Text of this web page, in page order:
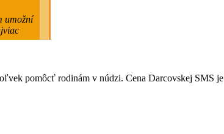
pomôcť rodinám v núdzi. Cena Darcovskej SMS je